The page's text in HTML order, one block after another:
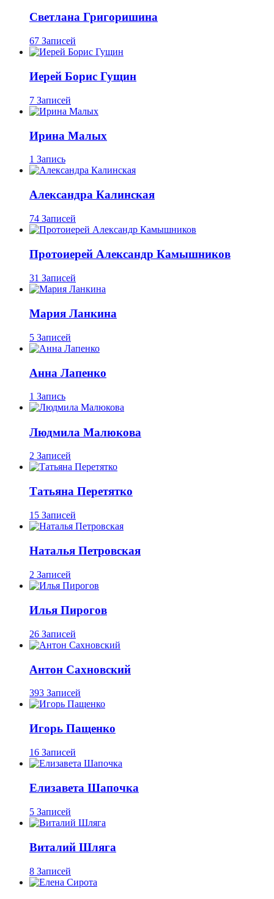
Светлана Григоришина
67 Записей
Иерей Борис Гущин
7 Записей
Ирина Малых
1 Запись
Александра Калинская
74 Записей
Протоиерей Александр Камышников
31 Записей
Мария Ланкина
5 Записей
Анна Лапенко
1 Запись
Людмила Малюкова
2 Записей
Татьяна Перетятко
15 Записей
Наталья Петровская
2 Записей
Илья Пирогов
26 Записей
Антон Сахновский
393 Записей
Игорь Пащенко
16 Записей
Елизавета Шапочка
5 Записей
Виталий Шляга
8 Записей